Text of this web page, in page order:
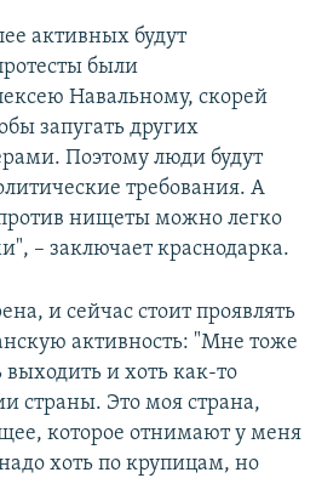
активных будут
были
Навальному, скорей
запугать других
Поэтому люди будут
требования. А
нищеты можно легко
– заключает краснодарка.
и сейчас стоит проявлять
активность: "Мне тоже
и хоть как-то
страны. Это моя страна,
которое отнимают у меня
хоть по крупицам, но